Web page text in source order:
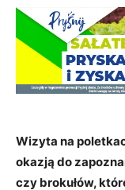
Wizyta na
okazją do
czy brokułów,